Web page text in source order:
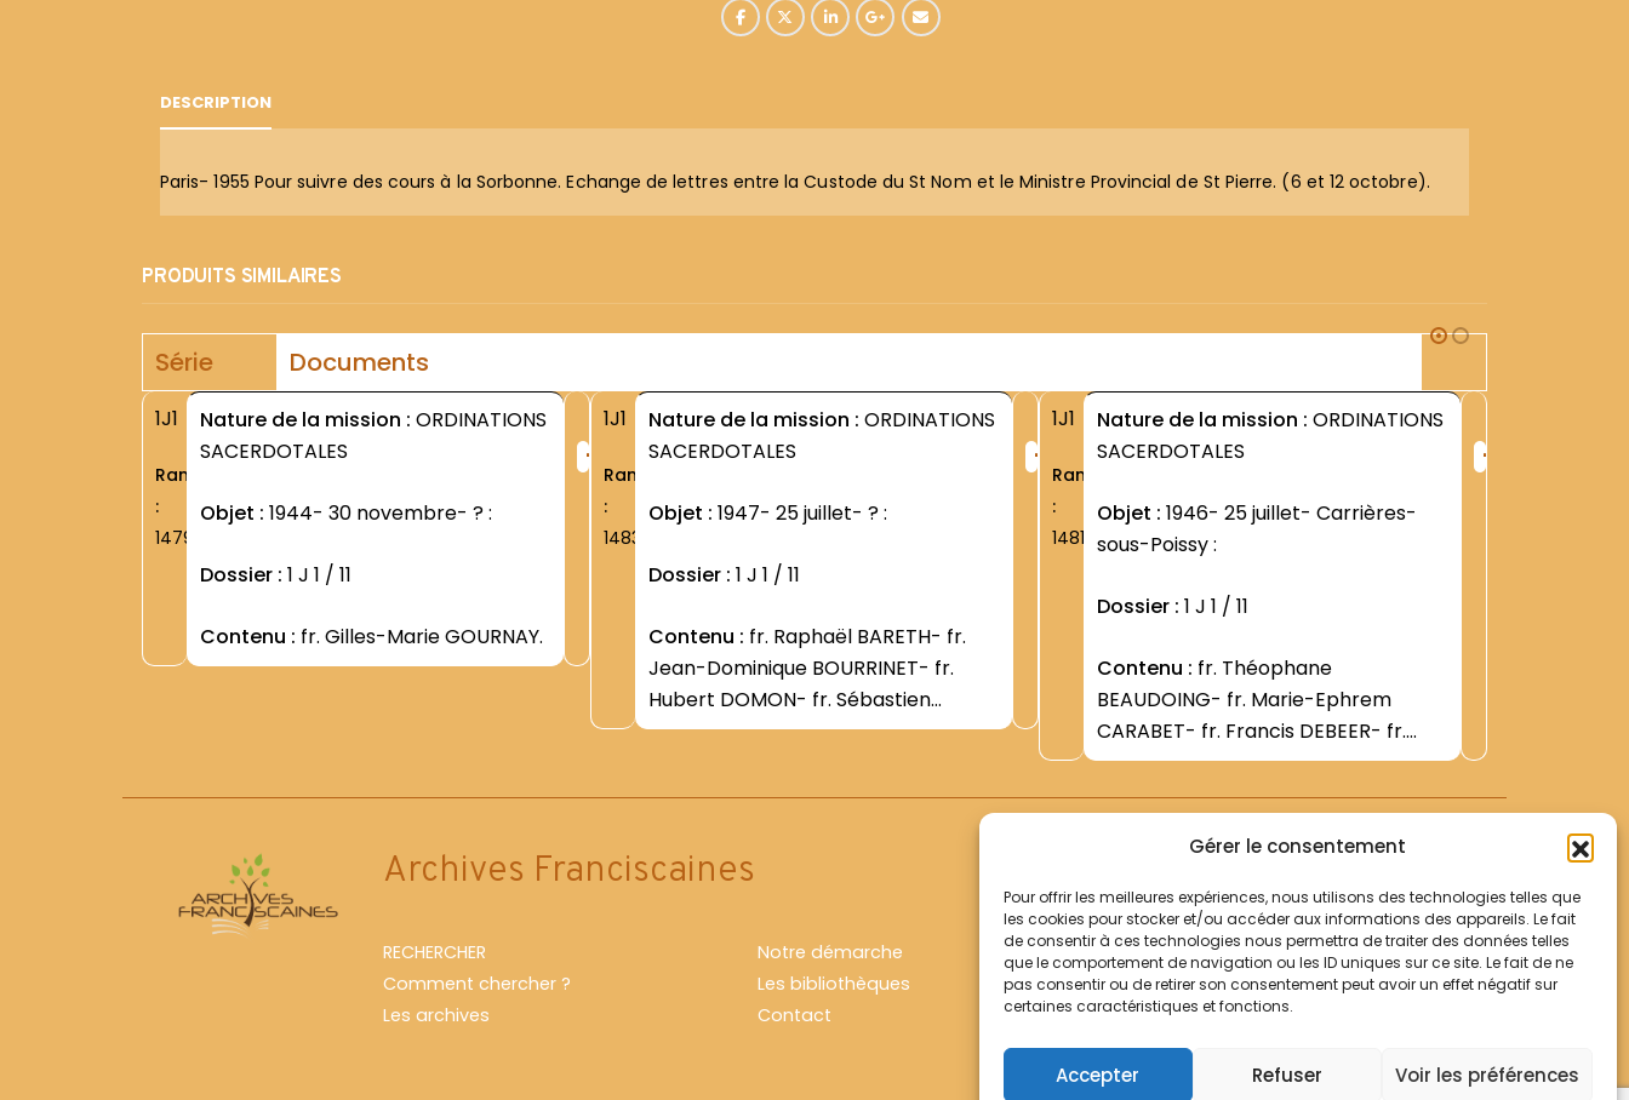
Gérer le consentement
Pour offrir les meilleures expériences, nous utilisons des technologies telles que
les cookies pour stocker et/ou accéder aux informations des appareils. Le fait
de consentir à ces technologies nous permettra de traiter des données telles
que le comportement de navigation ou les ID uniques sur ce site. Le fait de ne
pas consentir ou de retirer son consentement peut avoir un effet négatif sur
certaines caractéristiques et fonctions.
Accepter Refuser Voir les préférences
DESCRIPTION
Paris- 1955 Pour suivre des cours à la Sorbonne. Echange de lettres entre la Custode du St Nom et le Ministre Provincial de St Pierre. (6 et 12 octobre).
PRODUITS SIMILAIRES
Série Documents
1J1
Rang
:
1479
Nature de la mission : ORDINATIONS
SACERDOTALES
Objet : 1944- 30 novembre- ? :
Dossier : 1 J 1 / 11
Contenu : fr. Gilles-Marie GOURNAY.
+
1J1
Rang
:
1483
Nature de la mission : ORDINATIONS
SACERDOTALES
Objet : 1947- 25 juillet- ? :
Dossier : 1 J 1 / 11
Contenu :
Jean-Dominique BOURRINET- fr.
Hubert DOMON- fr. Sébastien
(Jean-Louis) MERLE- fr. René
Damien VORREUX- fr. André-
WARLOP.
+
1J1
Rang
:
1481
Nature de la mission : ORDINATIONS
SACERDOTALES
Objet : 1946- 25 juillet- Carrières-
sous-Poissy :
Dossier : 1 J 1 / 11
Contenu :
BEAUDOING- fr. Marie-Ephrem
CARABET- fr. Francis DEBEER- fr.
Ernest DUJARDIN.
+
Archives Franciscaines
RECHERCHER
Comment chercher ?
Les archives
Notre démarche
Les bibliothèques
Contact
Votre panier
Mentions légales
Politique de cookies
© Archives Franciscaines 2025